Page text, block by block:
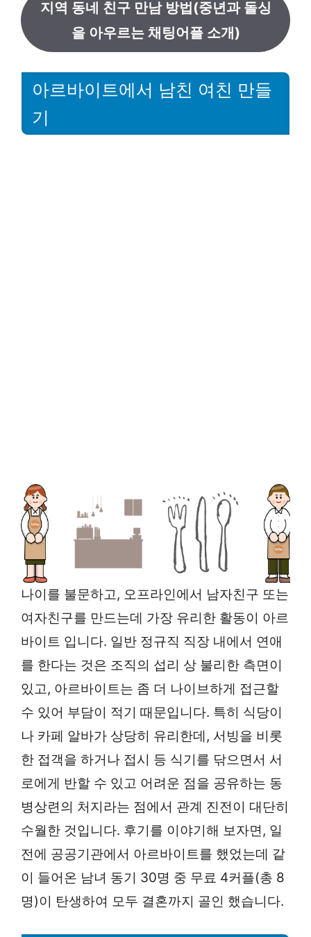
지역 동네 친구 만남 방법(중년과 돌싱
을 아우르는 채팅어플 소개)
아르바이트에서 남친 여친 만들
기
나이를 불문하고, 오프라인에서 남자친구 또는
여자친구를 만드는데 가장 유리한 활동이 아르
바이트 입니다. 일반 정규직 직장 내에서 연애
를 한다는 것은 조직의 섭리 상 불리한 측면이
있고, 아르바이트는 좀 더 나이브하게 접근할
수 있어 부담이 적기 때문입니다. 특히 식당이
나 카페 알바가 상당히 유리한데, 서빙을 비롯
한 접객을 하거나 접시 등 식기를 닦으면서 서
로에게 반할 수 있고 어려운 점을 공유하는 동
병상련의 처지라는 점에서 관계 진전이 대단히
수월한 것입니다. 후기를 이야기해 보자면, 일
전에 공공기관에서 아르바이트를 했었는데 같
이 들어온 남녀 동기 30명 중 무료 4커플(총 8
명)이 탄생하여 모두 결혼까지 골인 했습니다.